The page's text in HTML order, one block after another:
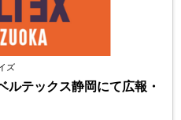
ズ
ルテックス静岡にて広報・